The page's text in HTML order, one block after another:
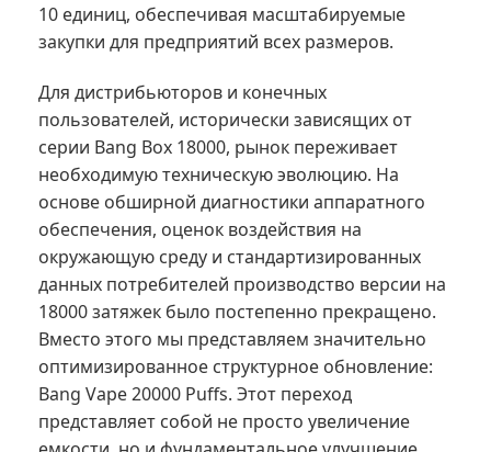
10 единиц, обеспечивая масштабируемые
закупки для предприятий всех размеров.
Для дистрибьюторов и конечных
пользователей, исторически зависящих от
серии Bang Box 18000, рынок переживает
необходимую техническую эволюцию. На
основе обширной диагностики аппаратного
обеспечения, оценок воздействия на
окружающую среду и стандартизированных
данных потребителей производство версии на
18000 затяжек было постепенно прекращено.
Вместо этого мы представляем значительно
оптимизированное структурное обновление:
Bang Vape 20000 Puffs. Этот переход
представляет собой не просто увеличение